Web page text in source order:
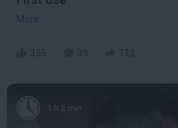
More
1 h 2 min